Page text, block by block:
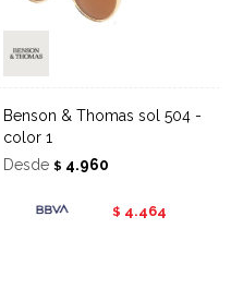
Benson & Thomas sol 504 -
color 1
Desde $ 4.960
$ 4.464